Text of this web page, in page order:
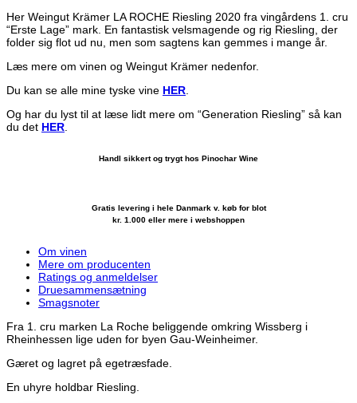
Her Weingut Krämer LA ROCHE Riesling 2020 fra vingårdens 1. cru
“Erste Lage” mark. En fantastisk velsmagende og rig Riesling, der
folder sig flot ud nu, men som sagtens kan gemmes i mange år.
Læs mere om vinen og Weingut Krämer nedenfor.
Du kan se alle mine tyske vine HER
Og har du lyst til at læse lidt mere om “Generation Riesling” så kan
du det HER
Handl sikkert og trygt hos Pinochar Wine
Gratis levering i hele Danmark v. køb for blot
kr. 1.000 eller mere i webshoppen
Om vinen
Mere om producenten
Ratings og anmeldelser
Druesammensætning
Smagsnoter
Fra 1. cru marken La Roche beliggende omkring Wissberg i
Rheinhessen lige uden for byen Gau-Weinheimer.
Gæret og lagret på egetræsfade.
En uhyre holdbar Riesling.